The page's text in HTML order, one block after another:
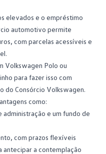
elevados e o empréstimo
automotivo permite
com parcelas acessíveis e
Volkswagen Polo ou
para fazer isso com
do Consórcio Volkswagen.
como:
administração e um fundo de
com prazos flexíveis
antecipar a contemplação